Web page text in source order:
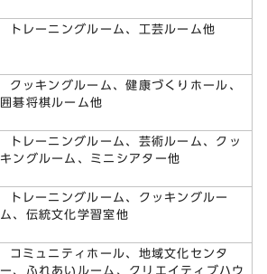
トレーニングルーム、工芸ルーム他
クッキングルーム、健康づくりホール、
囲碁将棋ルーム他
トレーニングルーム、芸術ルーム、クッ
キングルーム、ミニシアター他
トレーニングルーム、クッキングルー
ム、伝統文化学習室他
コミュニティホール、地域文化センタ
ー、ふれあいルーム、クリエイティブハウ